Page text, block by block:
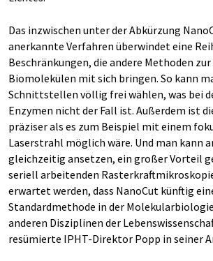
Das inzwischen unter der Abkürzung
anerkannte Verfahren überwindet eine
Beschränkungen, die andere Methoden
Biomolekülen mit sich bringen. So kann
Schnittstellen völlig frei wählen, was bei
Enzymen nicht der Fall ist. Außerdem ist
präziser als es zum Beispiel mit einem
Laserstrahl möglich wäre. Und man kann
gleichzeitig ansetzen, ein großer Vorteil
seriell arbeitenden
erwartet werden, dass NanoCut künftig
Standardmethode in der
anderen Disziplinen der
resümierte IPHT-Direktor Popp in seiner